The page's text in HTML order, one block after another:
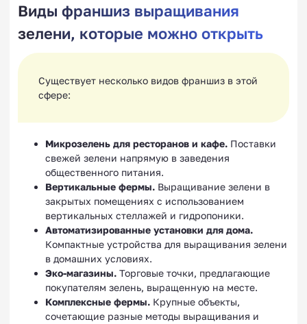
Виды франшиз выращивания
зелени, которые можно открыть
Существует несколько видов франшиз в этой
сфере:
Микрозелень для ресторанов и кафе. Поставки
свежей зелени напрямую в заведения
общественного питания.
Вертикальные фермы. Выращивание зелени в
закрытых помещениях с использованием
вертикальных стеллажей и гидропоники.
Автоматизированные установки для дома.
Компактные устройства для выращивания зелени
в домашних условиях.
Эко-магазины. Торговые точки, предлагающие
покупателям зелень, выращенную на месте.
Комплексные фермы. Крупные объекты,
сочетающие разные методы выращивания и